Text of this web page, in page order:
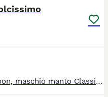
Bellissimo cucciolo di maine coon, maschio manto Classic brown. Nome: Wizard. Nato a metà marzo 2026, in pronta consegna. Carattere dolcissimo e giocherellone. Richiesta: 1000 da compagnia. Genitori di nostra proprietà e visibili in sede I nostri gattini vengono ceduti al compimento dei tre mesi, con Pedigree AGI (riconosciuto dal MASAF) microchip vaccinazione sverminazione libretto sanitario passaggio di proprietà Sinac. Entrambi i genitori sono negativi FIV/FeLV negativi ai test genetici per le patologie più comuni: Miocardiopatia ipertrofica (gene MYBPC3), Atrofia progressiva della retina (gene KIF3B), Degenerazione tardiva dei fotorecettori, Malattia renale policistica, Miotonia congenita, Disgenesia cerebrale, Mucopolisaccaridosi, Deficit di diidropirimidinasi, Malattia di Niemann-Pick, Amaurosi congenita di Leber, Porfiria intermittente acuta. Ci troviamo a Montiglio Monferrato (AT). Possibilità di portare a mano in Piemonte, anche a domicilio